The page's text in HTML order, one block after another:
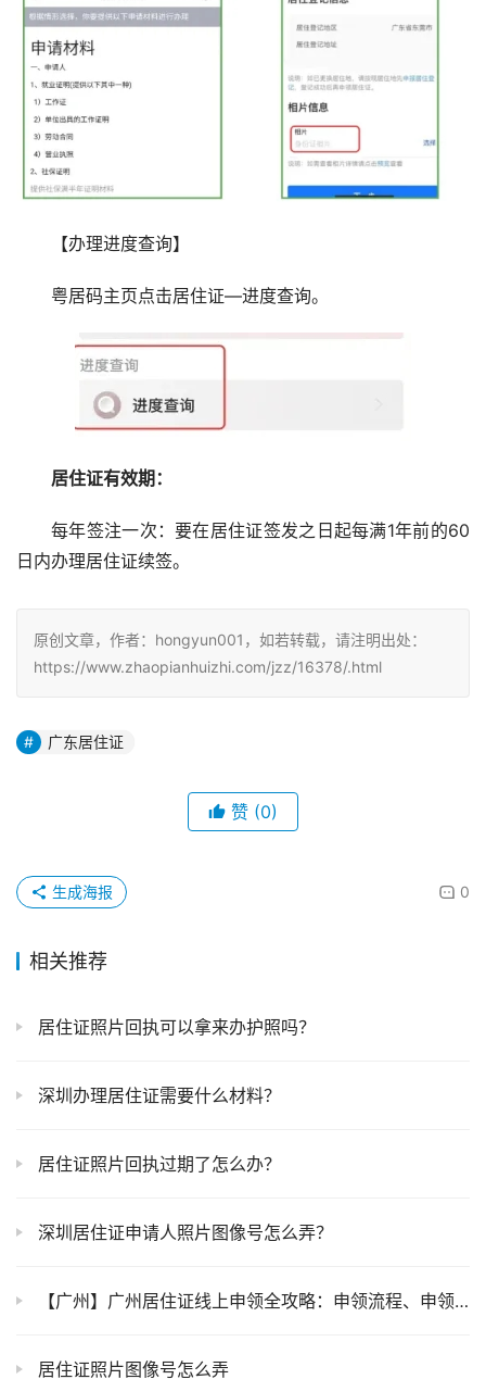
【办理进度查询】
粤居码主页点击居住证—进度查询。
居住证有效期：
每年签注一次：要在居住证签发之日起每满1年前的60
日内办理居住证续签。
原创文章，作者：hongyun001，如若转载，请注明出处：
https://www.zhaopianhuizhi.com/jzz/16378/.html
广东居住证
赞 (0)
0
生成海报
相关推荐
居住证照片回执可以拿来办护照吗？
深圳办理居住证需要什么材料？
居住证照片回执过期了怎么办？
深圳居住证申请人照片图像号怎么弄？
【广州】广州居住证线上申领全攻略：申领流程、申领材料、居住证相片回执、办理进度查询一步一步带你拿证！
居住证照片图像号怎么弄